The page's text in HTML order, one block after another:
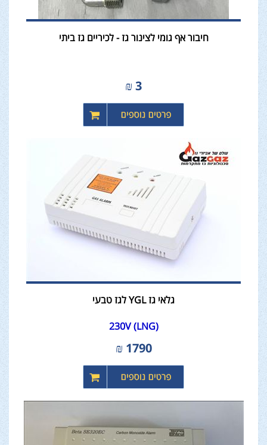
חיבור אף גומי לצינור גז - לכיריים גז ביתי
3
₪
גלאי גז YGL לגז טבעי
230V (LNG)
1790
₪